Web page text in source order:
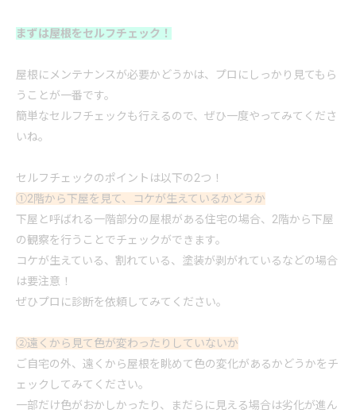
まずは屋根をセルフチェック！
屋根にメンテナンスが必要かどうかは、プロにしっかり見てもら
うことが一番です。
簡単なセルフチェックも行えるので、ぜひ一度やってみてくださ
いね。
セルフチェックのポイントは以下の2つ！
①2階から下屋を見て、コケが生えているかどうか
下屋と呼ばれる一階部分の屋根がある住宅の場合、2階から下屋
の観察を行うことでチェックができます。
コケが生えている、割れている、塗装が剥がれているなどの場合
は要注意！
ぜひプロに診断を依頼してみてください。
②遠くから見て色が変わったりしていないか
ご自宅の外、遠くから屋根を眺めて色の変化があるかどうかをチ
ェックしてみてください。
一部だけ色がおかしかったり、まだらに見える場合は劣化が進ん